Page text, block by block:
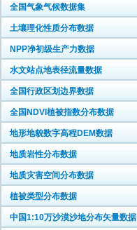
全国气象气候数据集
土壤理化性质分布数据
NPP净初级生产力数据
水文站点地表径流量数据
全国行政区划边界数据
全国NDVI植被指数分布数据
地形地貌数字高程DEM数据
地质岩性分布数据
地质灾害空间分布数据
植被类型分布数据
中国1:10万沙漠沙地分布矢量数据